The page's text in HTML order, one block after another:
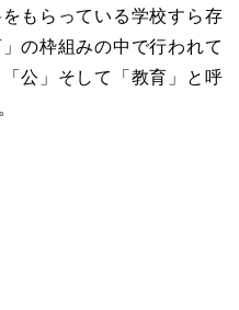
もらっている学校すら存
の枠組みの中で行われて
公」そして「教育」と呼